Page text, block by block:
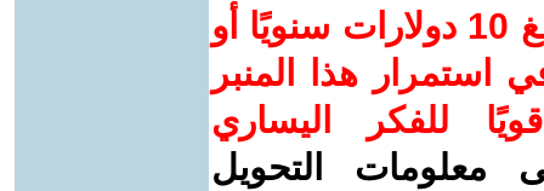
ساهم/ي معنا! بدعمكم بمبلغ 10 دولارات سنويًا أو
استمرار هذا المنبر
للفكر اليساري
معلومات التحويل